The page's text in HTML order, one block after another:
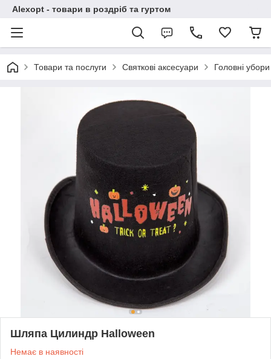
Alexopt - товари в роздріб та гуртом
Товари та послуги Святкові аксесуари Головні убори
Шляпа Цилиндр Halloween
Немає в наявності